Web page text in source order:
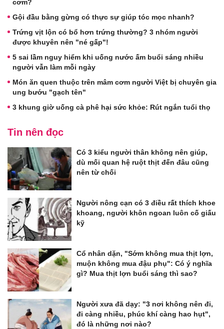
cơm?
Gội đầu bằng gừng có thực sự giúp tóc mọc nhanh?
Trứng vịt lộn có bổ hơn trứng thường? 3 nhóm người
được khuyên nên "né gấp"!
5 sai lầm nguy hiểm khi uống nước ấm buổi sáng nhiều
người vẫn làm mỗi ngày
Món ăn quen thuộc trên mâm cơm người Việt bị chuyên gia
ung bướu "gạch tên"
3 khung giờ uống cà phê hại sức khỏe: Rút ngắn tuổi thọ
Tin nên đọc
Có 3 kiểu người thân không nên giúp,
dù mối quan hệ ruột thịt đến đâu cũng
nên từ chối
Người nông cạn có 3 điều rất thích khoe
khoang, người khôn ngoan luôn cố giấu
kỹ
Cổ nhân dặn, "Sớm không mua thịt lợn,
muộn không mua đậu phụ": Có ý nghĩa
gì? Mua thịt lợn buổi sáng thì sao?
Người xưa đã dạy: "3 nơi không nên đi,
đi càng nhiều, phúc khí càng hao hụt",
đó là những nơi nào?